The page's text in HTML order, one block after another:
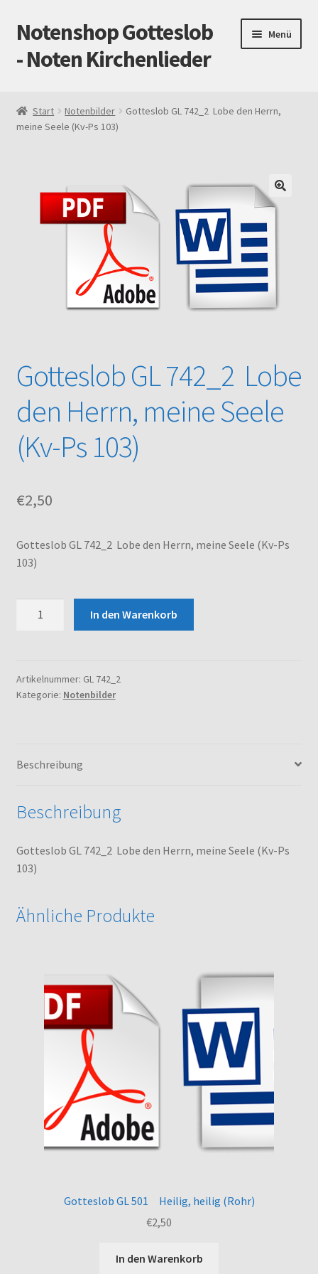
Zur
Navigation
springen
Zum
Inhalt
springen
Notenshop Gotteslob
- Noten Kirchenlieder
Menü
AGB
Cookie-Richtlinie (EU)
Gotteslob alt / neu
Über uns
Versand und Zahlungsbedingungen
Warenkorb
Start Notenbilder
Gotteslob GL 742_2 Lobe den Herrn,
meine Seele (Kv-Ps 103)
Gotteslob GL 742_2 Lobe
den Herrn, meine Seele
(Kv-Ps 103)
€2,50
Gotteslob GL 742_2 Lobe den Herrn, meine Seele (Kv-Ps
103)
den
Herrn,
Ps
In den Warenkorb
Artikelnummer: GL 742_2
Kategorie: Notenbilder
Beschreibung
Beschreibung
Gotteslob GL 742_2 Lobe den Herrn, meine Seele (Kv-Ps
103)
Ähnliche Produkte
Gotteslob GL 501 Heilig, heilig (Rohr)
€2,50
In den Warenkorb